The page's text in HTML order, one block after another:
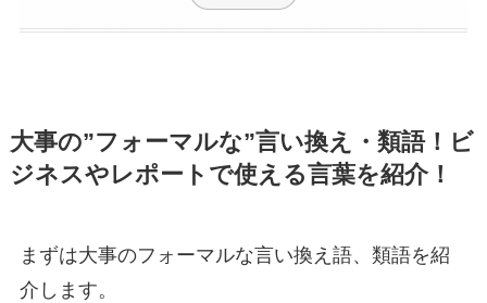
大事の”フォーマルな”言い換え・類語！ビ
ジネスやレポートで使える言葉を紹介！
まずは大事のフォーマルな言い換え語、類語を紹
介します。